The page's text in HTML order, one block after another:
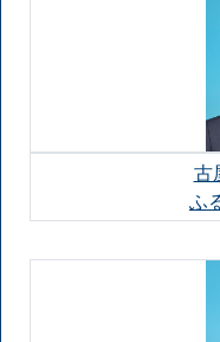
古
ふ